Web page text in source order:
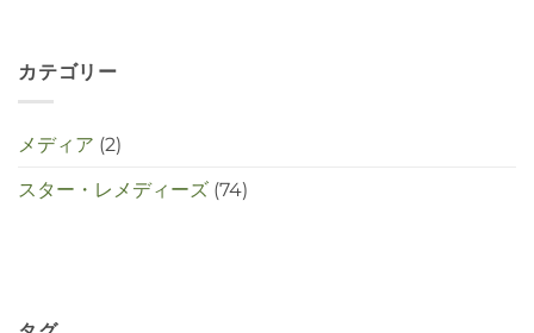
カテゴリー
メディア (2)
スター・レメディーズ (74)